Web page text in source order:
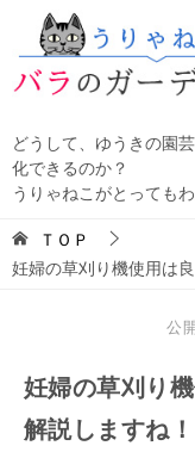
どうして、ゆうきの園
化できるのか？
うりゃねこがとっても
ＴＯＰ
妊婦の草刈り機使用は
公
妊婦の草刈り
解説しますね！